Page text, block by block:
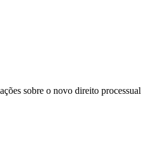
sobre o novo direito processual